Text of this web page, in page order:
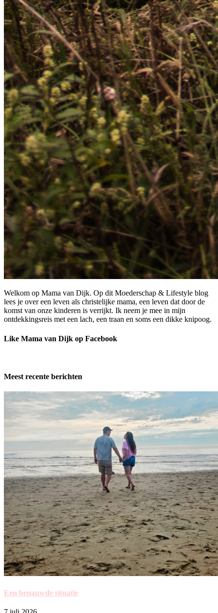
Welkom op Mama van Dijk. Op dit Moederschap & Lifestyle blog
lees je over een leven als christelijke mama, een leven dat door de
komst van onze kinderen is verrijkt. Ik neem je mee in mijn
ontdekkingsreis met een lach, een traan en soms een dikke knipoog.
Like Mama van Dijk op Facebook
Meest recente berichten
Een benauwde situatie